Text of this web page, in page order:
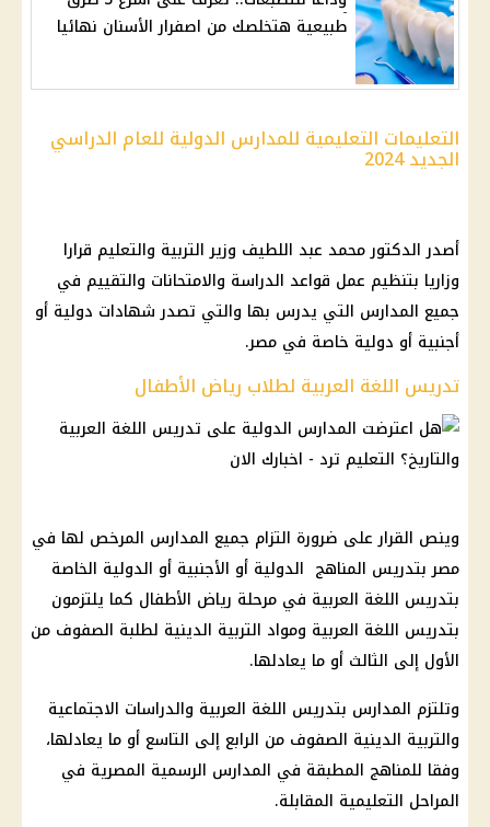
طبيعية هتخلصك من اصفرار الأسنان نهائيا
التعليمات التعليمية للمدارس الدولية للعام الدراسي
الجديد 2024
أصدر الدكتور محمد عبد اللطيف وزير التربية والتعليم قرارا
وزاريا بتنظيم عمل قواعد الدراسة والامتحانات والتقييم في
جميع المدارس التي يدرس بها والتي تصدر شهادات دولية أو
أجنبية أو دولية خاصة في مصر.
تدريس اللغة العربية لطلاب رياض الأطفال
وينص القرار على ضرورة التزام جميع المدارس المرخص لها في
مصر بتدريس المناهج الدولية أو الأجنبية أو الدولية الخاصة
بتدريس اللغة العربية في مرحلة رياض الأطفال كما يلتزمون
بتدريس اللغة العربية ومواد التربية الدينية لطلبة الصفوف من
الأول إلى الثالث أو ما يعادلها.
وتلتزم المدارس بتدريس اللغة العربية والدراسات الاجتماعية
والتربية الدينية الصفوف من الرابع إلى التاسع أو ما يعادلها،
وفقا للمناهج المطبقة في المدارس الرسمية المصرية في
المراحل التعليمية المقابلة.